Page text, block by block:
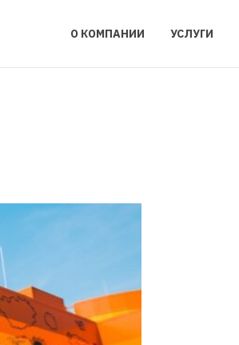
О КОМПАНИИ УСЛУГИ